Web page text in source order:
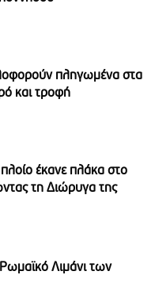
πληγωμένα στα
και τροφή
έκανε πλάκα στο
τη Διώρυγα της
Λιμάνι των